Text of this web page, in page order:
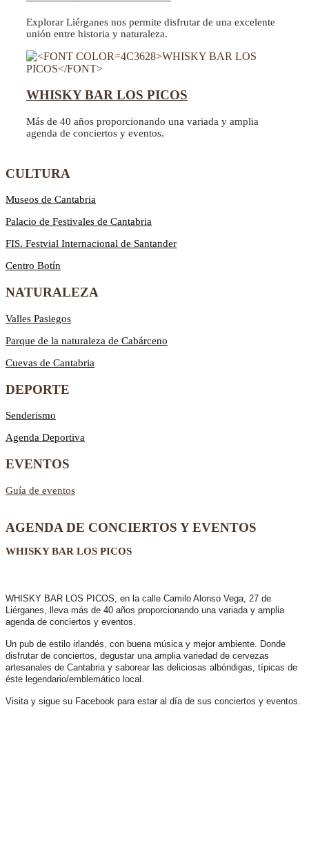
Explorar Liérganes nos permite disfrutar de una excelente
unión entre historia y naturaleza.
WHISKY BAR LOS PICOS
Más de 40 años proporcionando una variada y amplia
agenda de conciertos y eventos.
CULTURA
Museos de Cantabria
Palacio de Festivales de Cantabria
FIS. Festvial Internacional de Santander
Centro Botín
NATURALEZA
Valles Pasiegos
Parque de la naturaleza de Cabárceno
Cuevas de Cantabria
DEPORTE
Senderismo
Agenda Deportiva
EVENTOS
Guía de eventos
AGENDA DE CONCIERTOS Y EVENTOS
WHISKY BAR LOS PICOS
WHISKY BAR LOS PICOS, en la calle Camilo Alonso Vega, 27 de
Liérganes, lleva más de 40 años proporcionando una variada y amplia
agenda de conciertos y eventos.
Un pub de estilo irlandés, con buena música y mejor ambiente. Donde
disfrutar de conciertos, degustar una amplia variedad de cervezas
artesanales de Cantabria y saborear las deliciosas albóndigas, típicas de
éste legendario/emblemático local.
Visita y sigue su Facebook para estar al día de sus conciertos y eventos.